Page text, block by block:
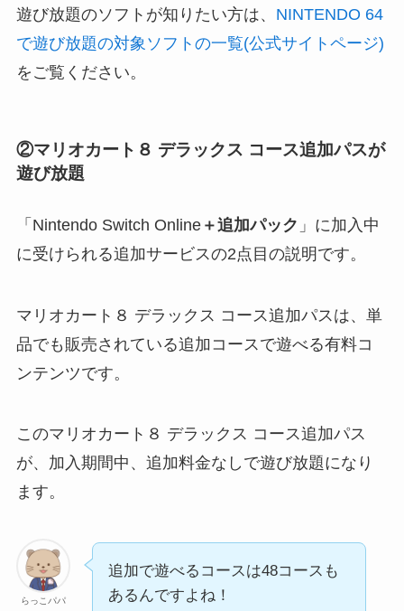
遊び放題のソフトが知りたい方は、 NINTENDO 64
で遊び放題の対象ソフトの一覧(公式サイトページ)
をご覧ください。
②マリオカート８ デラックス コース追加パスが
遊び放題
「Nintendo Switch Online＋追加パック 」に加入中
に受けられる追加サービスの2点目の説明です。
マリオカート８ デラックス コース追加パスは、単
品でも販売されている追加コースで遊べる有料コ
ンテンツです。
このマリオカート８ デラックス コース追加パス
が、加入期間中、追加料金なしで遊び放題になり
ます。
らっこパパ
追加で遊べるコースは48コースも
あるんですよね！